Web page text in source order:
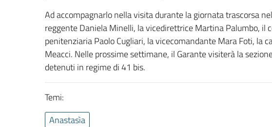
Ad accompagnarlo nella visita durante la giornata trascorsa
reggente Daniela Minelli, la vicedirettrice Martina Palumbo, il
penitenziaria Paolo Cugliari, la vicecomandante Mara Foti, la
Meacci. Nelle prossime settimane, il Garante visiterà la
detenuti in regime di 41 bis.
Temi:
Anastasìa